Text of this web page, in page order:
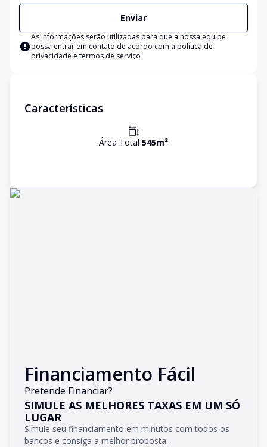
Enviar
As informações serão utilizadas para que a nossa equipe
possa entrar em contato de acordo com a política de
privacidade e termos de serviço
Características
Área Total 545m²
Financiamento Fácil
Pretende Financiar?
SIMULE AS MELHORES TAXAS EM UM SÓ
LUGAR
Simule seu financiamento em minutos com todos os
bancos e consiga a melhor proposta.